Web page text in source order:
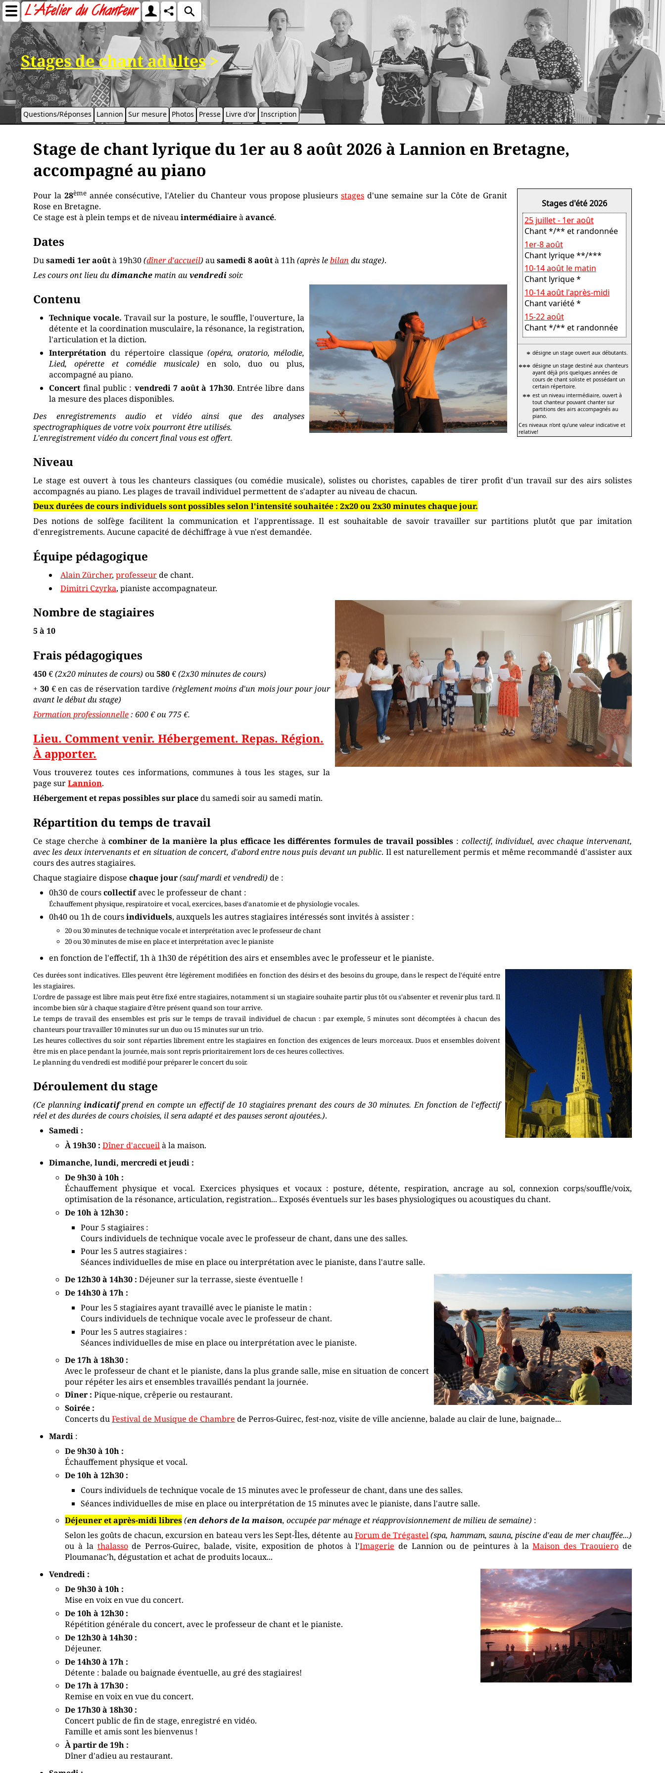
Stages de chant adultes>
Questions/Réponses Lannion Sur mesure Photos Presse Livre d'or Inscription
Stage de chant lyrique du 1er au 8 août 2026 à Lannion en Bretagne,
accompagné au piano
Stages d'été 2026
25 juillet - 1er août
Chant */** et randonnée
1er-8 août
Chant lyrique **/***
10-14 août le matin
Chant lyrique *
10-14 août l'après-midi
Chant variété *
15-22 août
Chant */** et randonnée
* désigne un stage ouvert aux débutants.
*** désigne un stage destiné aux chanteurs
ayant déjà pris quelques années de
cours de chant soliste et possédant un
certain répertoire.
** est un niveau intermédiaire, ouvert à
tout chanteur pouvant chanter sur
partitions des airs accompagnés au
piano.
Ces niveaux n'ont qu'une valeur indicative et
relative!
Pour la 28èmeannée consécutive, l'Atelier du Chanteur vous propose plusieursstages d'une semaine sur la Côte de Granit
Rose en Bretagne.
Ce stage est à plein temps et de niveauintermédiaireàavancé.
Dates
Dusamedi 1er aoûtà 19h30(dîner d'accueil) ausamedi 8 aoûtà 11h(après lebilandu stage).
Les cours ont lieu dudimanchematin auvendredisoir.
Contenu
Technique vocale. Travail sur la posture, le souffle, l'ouverture, la
détente et la coordination musculaire, la résonance, la registration,
l'articulation et la diction.
Interprétation du répertoire classique(opéra, oratorio, mélodie,
Lied, opérette et comédie musicale) en solo, duo ou plus,
accompagné au piano.
Concertfinal public : vendredi 7 août à 17h30. Entrée libre dans
la mesure des places disponibles.
Des enregistrements audio et vidéo ainsi que des analyses
spectrographiques de votre voix pourront être utilisés.
L'enregistrement vidéo du concert final vous est offert.
Niveau
Le stage est ouvert à tous les chanteurs classiques (ou comédie musicale), solistes ou choristes, capables de tirer profit d'un travail sur des airs solistes
accompagnés au piano. Les plages de travail individuel permettent de s'adapter au niveau de chacun.
Deux durées de cours individuels sont possibles selon l'intensité souhaitée : 2x20 ou 2x30 minutes chaque jour.
Des notions de solfège facilitent la communication et l'apprentissage. Il est souhaitable de savoir travailler sur partitions plutôt que par imitation
d'enregistrements. Aucune capacité de déchiffrage à vue n'est demandée.
Équipe pédagogique
Alain Zürcher,professeurde chant.
Dimitri Czyrka, pianiste accompagnateur.
Nombre de stagiaires
5 à 10
Frais pédagogiques
450€(2x20 minutes de cours) ou580€(2x30 minutes de cours)
+ 30€ en cas de réservation tardive (règlement moins d'un mois jour pour jour
avant le début du stage)
Formation professionnelle: 600 € ou 775 €.
Lieu. Comment venir. Hébergement. Repas. Région.
À apporter.
Vous trouverez toutes ces informations, communes à tous les stages, sur la
page surLannion.
Hébergement et repas possibles sur placedu samedi soir au samedi matin.
Répartition du temps de travail
Ce stage cherche àcombiner de la manière la plus efficace les différentes formules de travail possibles : collectif, individuel, avec chaque intervenant,
avec les deux intervenants et en situation de concert, d'abord entre nous puis devant un public. Il est naturellement permis et même recommandé d'assister aux
cours des autres stagiaires.
Chaque stagiaire disposechaque jour(sauf mardi et vendredi) de :
0h30 de courscollectifavec le professeur de chant :
Échauffement physique, respiratoire et vocal, exercices, bases d'anatomie et de physiologie vocales.
0h40 ou 1h de coursindividuels, auxquels les autres stagiaires intéressés sont invités à assister :
20 ou 30 minutes de technique vocale et interprétation avec le professeur de chant
20 ou 30 minutes de mise en place et interprétation avec le pianiste
en fonction de l'effectif, 1h à 1h30 de répétition des airs et ensembles avec le professeur et le pianiste.
Ces durées sont indicatives. Elles peuvent être légèrement modifiées en fonction des désirs et des besoins du groupe, dans le respect de l'équité entre
les stagiaires.
L'ordre de passage est libre mais peut être fixé entre stagiaires, notamment si un stagiaire souhaite partir plus tôt ou s'absenter et revenir plus tard. Il
incombe bien sûr à chaque stagiaire d'être présent quand son tour arrive.
Le temps de travail des ensembles est pris sur le temps de travail individuel de chacun : par exemple, 5 minutes sont décomptées à chacun des
chanteurs pour travailler 10 minutes sur un duo ou 15 minutes sur un trio.
Les heures collectives du soir sont réparties librement entre les stagiaires en fonction des exigences de leurs morceaux. Duos et ensembles doivent
être mis en place pendant la journée, mais sont repris prioritairement lors de ces heures collectives.
Le planning du vendredi est modifié pour préparer le concert du soir.
Déroulement du stage
(Ce planning indicatifprend en compte un effectif de 10 stagiaires prenant des cours de 30 minutes. En fonction de l'effectif
réel et des durées de cours choisies, il sera adapté et des pauses seront ajoutées.).
Samedi :
À 19h30 : Dîner d'accueilà la maison.
Dimanche, lundi, mercredi et jeudi :
De 9h30 à 10h :
Échauffement physique et vocal. Exercices physiques et vocaux : posture, détente, respiration, ancrage au sol, connexion corps/souffle/voix,
optimisation de la résonance, articulation, registration... Exposés éventuels sur les bases physiologiques ou acoustiques du chant.
De 10h à 12h30 :
Pour 5 stagiaires :
Cours individuels de technique vocale avec le professeur de chant, dans une des salles.
Pour les 5 autres stagiaires :
Séances individuelles de mise en place ou interprétation avec le pianiste, dans l'autre salle.
De 12h30 à 14h30 : Déjeuner sur la terrasse, sieste éventuelle !
De 14h30 à 17h :
Pour les 5 stagiaires ayant travaillé avec le pianiste le matin :
Cours individuels de technique vocale avec le professeur de chant.
Pour les 5 autres stagiaires :
Séances individuelles de mise en place ou interprétation avec le pianiste.
De 17h à 18h30 :
Avec le professeur de chant et le pianiste, dans la plus grande salle, mise en situation de concert
pour répéter les airs et ensembles travaillés pendant la journée.
Dîner : Pique-nique, crêperie ou restaurant.
Soirée :
Concerts duFestival de Musique de Chambre de Perros-Guirec, fest-noz, visite de ville ancienne, balade au clair de lune, baignade...
Mardi :
De 9h30 à 10h :
Échauffement physique et vocal.
De 10h à 12h30 :
Cours individuels de technique vocale de 15 minutes avec le professeur de chant, dans une des salles.
Séances individuelles de mise en place ou interprétation de 15 minutes avec le pianiste, dans l'autre salle.
Déjeuner et après-midi libres(en dehors de la maison, occupée par ménage et réapprovisionnement de milieu de semaine) :
Selon les goûts de chacun, excursion en bateau vers les Sept-Îles, détente auForum de Trégastel (spa, hammam, sauna, piscine d'eau de mer chauffée...)
ou à la thalassode Perros-Guirec, balade, visite, exposition de photos à l'Imagerie de Lannion ou de peintures à laMaison des Traouiero de
Ploumanac'h, dégustation et achat de produits locaux...
Vendredi :
De 9h30 à 10h :
Mise en voix en vue du concert.
De 10h à 12h30 :
Répétition générale du concert, avec le professeur de chant et le pianiste.
De 12h30 à 14h30 :
Déjeuner.
De 14h30 à 17h :
Détente : balade ou baignade éventuelle, au gré des stagiaires!
De 17h à 17h30 :
Remise en voix en vue du concert.
De 17h30 à 18h30 :
Concert public de fin de stage, enregistré en vidéo.
Famille et amis sont les bienvenus !
À partir de 19h :
Dîner d'adieu au restaurant.